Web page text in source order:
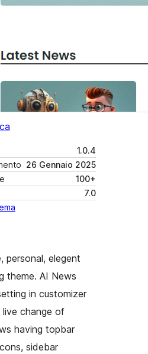
1.0.4
26 Gennaio 2025
100+
7.0
personal, elegent
theme. AI News
in customizer
change of
having topbar
sidebar